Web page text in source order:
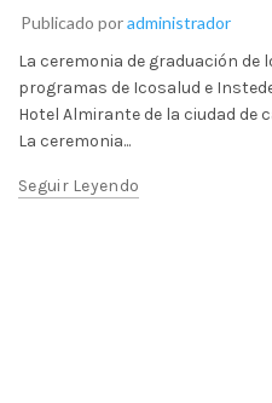
Publicado poradministrador
La ceremonia de graduación
programas de Icosalud e
Hotel Almirante de la ciudad de
La ceremonia...
Seguir Leyendo